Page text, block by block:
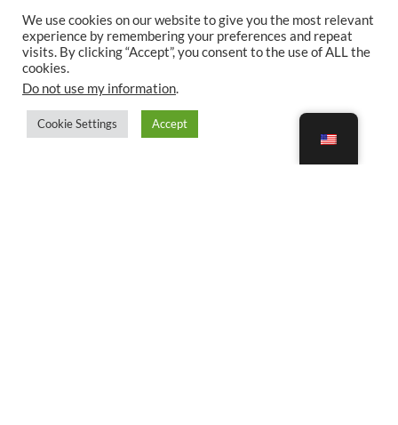
We use cookies on our website to give you the most relevant
experience by remembering your preferences and repeat
visits. By clicking “Accept”, you consent to the use of ALL the
cookies.
Do not use my information.
Cookie Settings Accept